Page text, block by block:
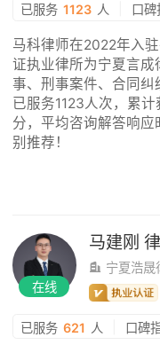
已服务 1123 人 口
马科律师在2022年入
证执业律所为宁夏言
事、刑事案件、合同纠
已服务1123人次，累
分，平均咨询解答响
别推荐！
在线
马建刚
宁夏浩晟
已服务 621 人 口碑